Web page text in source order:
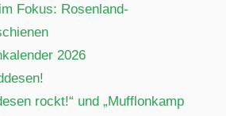
Fokus: Rosenland-
2026
rockt!“ und „Mufflonkamp